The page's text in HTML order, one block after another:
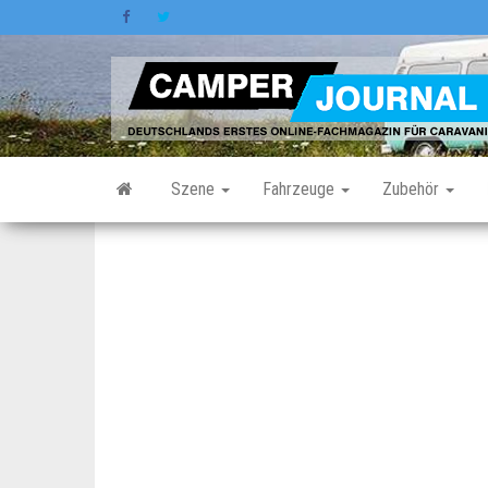
Inhalt
Szene Fahrzeuge Zubehör